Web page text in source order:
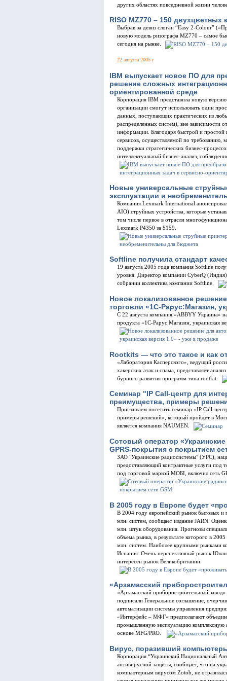
других областях повседневной жизни
RISO MZ770 – 150 двухцветных
Выбрав за девиз слоган “Easy 2-Colour”
новую модель ризографа MZ770 – самое
сегодня на рынке.
22 августа 2005 г
IBM выпускает новое ПО для
решение сложных
ориентированной среде
Корпорация IBM представила новую
организации смогут использовать один
данных, поступающих практических из
распределенных систем), вне зависимости
информации. Благодаря быстрой и
сервисов, осуществляемой по
поддержки стратегических бизнес-
интеллектуальный бизнес-анализ,
Новые универсальные
эксплуатации и
Компания Lexmark International
AIO) струйных устройства, которые
том числе первое в отрасли
Lexmark P4350 за $159.
Softline получила стандарт
19 августа 2005 года компания Softline
уровня. Директор компании CyberQ
собрании коллектива компании Softline.
Новое локализованное
торговли «1С-Рарус:Магазин,
С 22 августа компания «ABBYY Украина»
продукта «1С-Рарус:Магазин, украинская
Rootkits — что это такое и как
«Лаборатория Касперского», ведущий
хакерских атак и спама, представляет
бурного развития программ типа rootkit.
Семинар "IP Call-центр для
преимущества, примеры
Приглашаем посетить семинар «IP Call-
примеры решений», который пройдет в
является компания NAUMEN.
Cотовый оператор
GPRS-покрытия с покрытием
ЗАО "Украинские радиосистемы" (УРС),
предоставляющий контрактные услуги под
под торговой маркой МОБІ, включил сеть
В 2005 году в Европе будет
В 2004 году европейский рынок бытовых и
млн. систем, сообщает издание JARN.
млн. штук оборудования. Прогнозы
объема рынка, в результате которого в
млн. систем. Наиболее крупными рынками
Испания. Очень перспективный рынок
интересен рынок Великобритании.
«Арзамасский
«Арзамасский приборостроительный
подписали Генеральное соглашение,
автоматизации системы управления
«Интерфейс – МФГ» предполагают
промышленную эксплуатацию комплексную
основе MFG/PRO.
Вирус, поразивший
Корпорация “Украинский Национальный
антивирусной защиты, сообщает, что на
компьютерным вирусом Zotob, не